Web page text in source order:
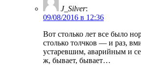
J_Silver:
09/08/2016 в 12:36
Вот столько лет все было
столько толчков — и раз,
устаревшим, аварийным и
ж, бывает, бывает…